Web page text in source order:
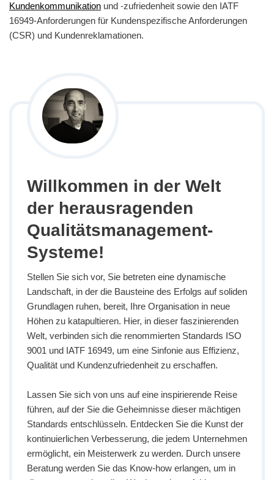
Kundenkommunikation und -zufriedenheit sowie den IATF
16949-Anforderungen für Kundenspezifische Anforderungen
(CSR) und Kundenreklamationen.
Willkommen in der Welt
der herausragenden
Qualitätsmanagement-
Systeme!
Stellen Sie sich vor, Sie betreten eine dynamische
Landschaft, in der die Bausteine des Erfolgs auf soliden
Grundlagen ruhen, bereit, Ihre Organisation in neue
Höhen zu katapultieren. Hier, in dieser faszinierenden
Welt, verbinden sich die renommierten Standards ISO
9001 und IATF 16949, um eine Sinfonie aus Effizienz,
Qualität und Kundenzufriedenheit zu erschaffen.
Lassen Sie sich von uns auf eine inspirierende Reise
führen, auf der Sie die Geheimnisse dieser mächtigen
Standards entschlüsseln. Entdecken Sie die Kunst der
kontinuierlichen Verbesserung, die jedem Unternehmen
ermöglicht, ein Meisterwerk zu werden. Durch unsere
Beratung werden Sie das Know-how erlangen, um in